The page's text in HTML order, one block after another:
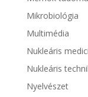
Mikrobiológia
Multimédia
Nukleáris
Nukleáris
Nyelvészet